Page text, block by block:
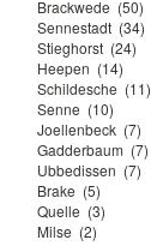
Brackwede (50)
Sennestadt (34)
Stieghorst (24)
Heepen (14)
Schildesche (11)
Senne (10)
Joellenbeck (7)
Gadderbaum (7)
Ubbedissen (7)
Brake (5)
Quelle (3)
Milse (2)